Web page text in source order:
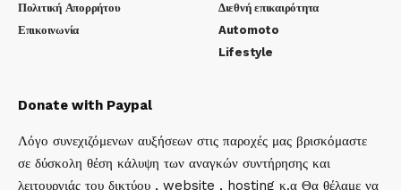
Πολιτική Απορρήτου
Επικοινωνία
Διεθνή επικαιρότητα
Automoto
Lifestyle
Donate with Paypal
Λόγο συνεχιζόμενων αυξήσεων στις παροχές μας βρισκόμαστε
σε δύσκολη θέση κάλυψη των αναγκών συντήρησης και
λειτουργιάς του δικτύου , website , hosting κ.α Θα θέλαμε να